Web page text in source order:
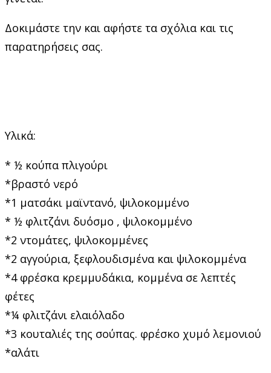
Δοκιμάστε την και αφήστε τα σχόλια και τις
παρατηρήσεις σας.
Υλικά:
* ½ κούπα πλιγούρι
*βραστό νερό
*1 ματσάκι μαϊντανό, ψιλοκομμένο
* ½ φλιτζάνι δυόσμο , ψιλοκομμένο
*2 ντομάτες, ψιλοκομμένες
*2 αγγούρια, ξεφλουδισμένα και ψιλοκομμένα
*4 φρέσκα κρεμμυδάκια, κομμένα σε λεπτές
φέτες
*¼ φλιτζάνι ελαιόλαδο
*3 κουταλιές της σούπας. φρέσκο χυμό λεμονιού
*αλάτι